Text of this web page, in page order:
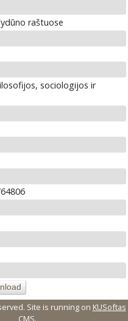
raštuose
sociologijos ir
Site is running on KUSoftas